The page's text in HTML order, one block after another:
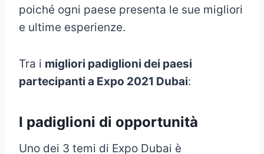
poiché ogni paese presenta le sue migliori
e ultime esperienze.
Tra i migliori padiglioni dei paesi
partecipanti a Expo 2021 Dubai:
I padiglioni di opportunità
Uno dei 3 temi di Expo Dubai è